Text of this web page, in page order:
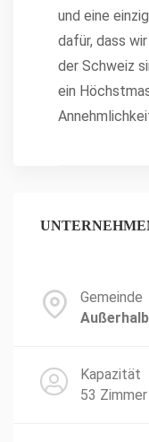
und eine
dafür, dass
der Schweiz
ein
Gemeinde
Kapazität
53 Zimmer